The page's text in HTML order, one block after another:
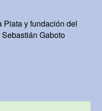
Plata y fundación del
Gaboto